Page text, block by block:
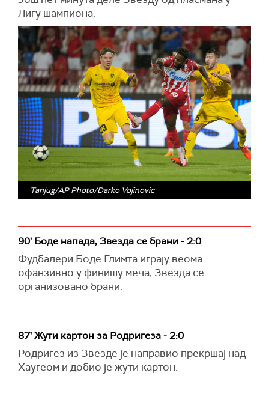
Лигу шампиона.
Tanjug/AP Photo/Darko Vojinovic
90' Боде напада, Звезда се брани - 2:0
Фудбалери Боде Глимта играју веома
офанзивно у финишу меча, Звезда се
организовано брани.
87' Жути картон за Родригеза - 2:0
Родригез из Звезде је направио прекршај над
Хаугеом и добио је жути картон.